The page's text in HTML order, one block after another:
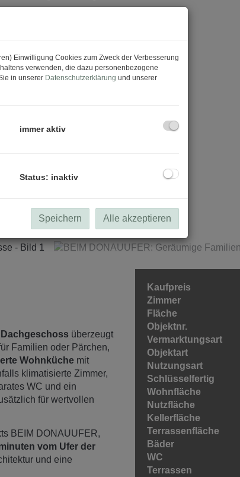
überzeugt
Familien oder Pärchen,
Wohnküche mit
klimatisierte Zimmer,
WC und ein
für wertvollen
BEIM DONAUUFER,
vom Ufer der
und eine
Kaufpreis
Zimmer
Fläche
Objektnr.
Vermarktungsart
Objektart
Nutzungsart
Schlüsselfertig
Wohnfläche
Nutzfläche
Kellerfläche
Terrassenfläche
Bäder
WC
Terrassen
Einwilligung Cookies zum Zweck der Verbesserung
verwenden, die dazu personenbezogene
in unserer Datenschutzerklärung und unserer
immer aktiv
Status: inaktiv
Speichern Alle akzeptieren